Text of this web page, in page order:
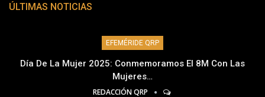
ÚLTIMAS NOTICIAS
EFEMÉRIDE QRP
Día De La Mujer 2025: Conmemoramos El 8M Con Las
Mujeres…
REDACCIÓN QRP